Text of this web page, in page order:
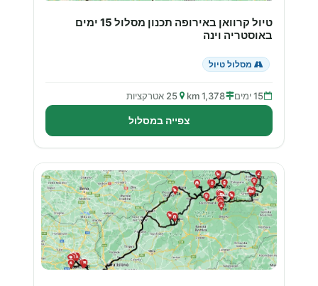
טיול קרוואן באירופה תכנון מסלול 15 ימים
באוסטריה וינה
מסלול טיול
15 ימים 1,378 km 25 אטרקציות
צפייה במסלול